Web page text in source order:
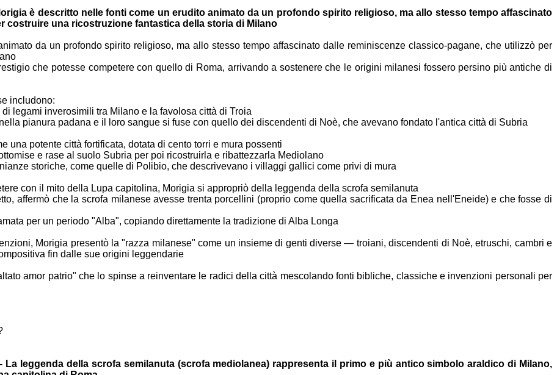
è descritto nelle fonti come un erudito animato da un profondo spirito religioso, ma allo stesso tempoaffascinato
costruire una ricostruzione fantastica della storia di Milano
da un profondo spirito religioso, ma allo stesso tempo affascinatodalle reminiscenze classico-pagane, che utilizzò per
che potesse competere con quello di Roma, arrivando a sostenereche le origini milanesi fossero persino più antiche di
includono:
di legami inverosimili tra Milano e la favolosa città di Troia
pianura padana e il loro sangue si fuse con quello dei discendenti di Noè, che avevano fondato l'antica città di Subria
una potente città fortificata, dotata di cento torri e mura possenti
e rase al suolo Subria per poi ricostruirla e ribattezzarla Mediolano
storiche, come quelle di Polibio, che descrivevano i villaggi gallici come privi di mura
con il mito della Lupa capitolina, Morigia si appropriò della leggenda della scrofa semilanuta
affermò che la scrofa milanese avesse trenta porcellini (proprio comequella sacrificata da Enea nell'Eneide) e che fosse di
per un periodo "Alba", copiando direttamente la tradizione di Alba Longa
Morigia presentò la "razza milanese" come un insieme di gentidiverse — troiani, discendenti di Noè, etruschi, cambri e
fin dalle sue origini leggendarie
amor patrio" che lo spinse a reinventare le radici della città mescolando fonti bibliche, classiche e invenzioni personali per
La leggenda della scrofa semilanuta (scrofa mediolanea) rappresenta il primo e più antico simbolo araldico di Milano,